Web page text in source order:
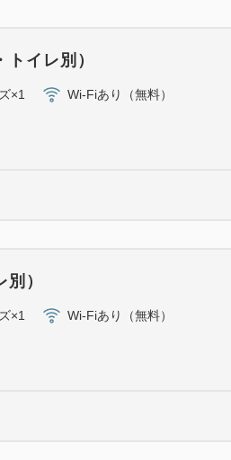
のアメニティをご用意してお
連絡くださいませ。
添い寝のお子様はベッド1台(エ
市内
師平間寺、藤子・Ｆ・不二
イレ別）
×1 Wi-Fiあり（無料）
）
×1 Wi-Fiあり（無料）